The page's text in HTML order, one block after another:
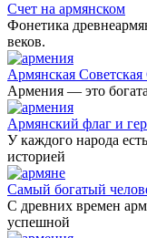
Счет на армянском
Фонетика
веков.
Армянская
Армения — это
Армянский флаг и
У каждого народа
историей
Самый богатый
С древних времен
успешной